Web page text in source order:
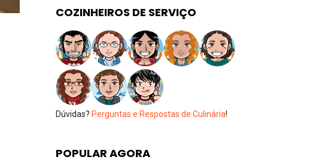
COZINHEIROS DE SERVIÇO
Dúvidas? Perguntas e Respostas de Culinária!
POPULAR AGORA